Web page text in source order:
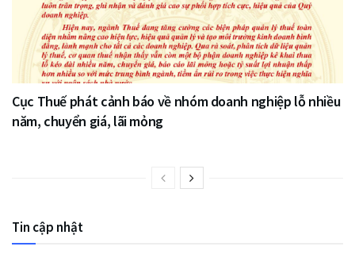
Cục Thuế phát cảnh báo về nhóm doanh nghiệp lỗ nhiều
năm, chuyển giá, lãi mỏng
Tin cập nhật